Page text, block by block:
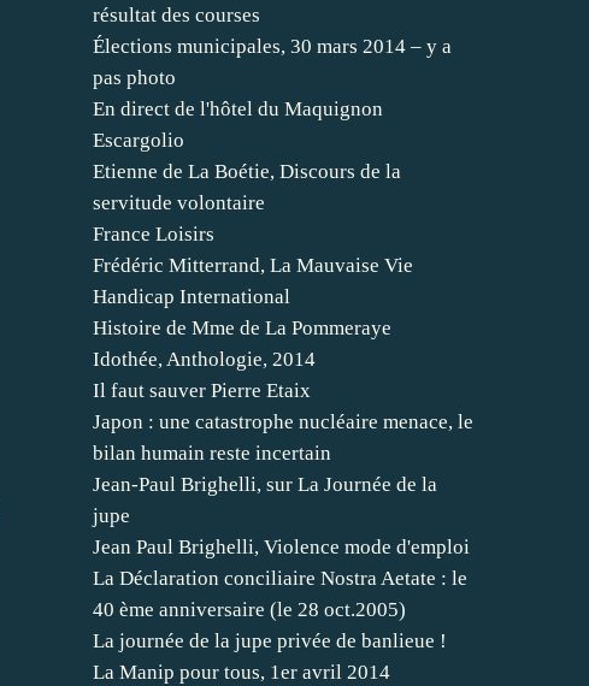
résultat des courses
Élections municipales, 30 mars 2014 – y a
pas photo
En direct de l'hôtel du Maquignon
Escargolio
Etienne de La Boétie, Discours de la
servitude volontaire
France Loisirs
Frédéric Mitterrand, La Mauvaise Vie
Handicap International
Histoire de Mme de La Pommeraye
Idothée, Anthologie, 2014
Il faut sauver Pierre Etaix
Japon : une catastrophe nucléaire menace, le
bilan humain reste incertain
Jean-Paul Brighelli, sur La Journée de la
jupe
Jean Paul Brighelli, Violence mode d'emploi
La Déclaration conciliaire Nostra Aetate : le
40 ème anniversaire (le 28 oct.2005)
La journée de la jupe privée de banlieue !
La Manip pour tous, 1er avril 2014